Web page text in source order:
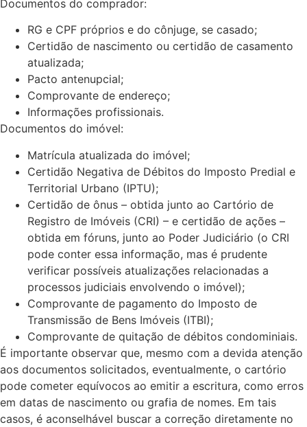
Documentos do comprador:
RG e CPF próprios e do cônjuge, se casado;
Certidão de nascimento ou certidão de casamento
atualizada;
Pacto antenupcial;
Comprovante de endereço;
Informações profissionais.
Documentos do imóvel:
Matrícula atualizada do imóvel;
Certidão Negativa de Débitos do Imposto Predial e
Territorial Urbano (IPTU);
Certidão de ônus – obtida junto ao Cartório de
Registro de Imóveis (CRI) – e certidão de ações –
obtida em fóruns, junto ao Poder Judiciário (o CRI
pode conter essa informação, mas é prudente
verificar possíveis atualizações relacionadas a
processos judiciais envolvendo o imóvel);
Comprovante de pagamento do Imposto de
Transmissão de Bens Imóveis (ITBI);
Comprovante de quitação de débitos condominiais.
É importante observar que, mesmo com a devida atenção
aos documentos solicitados, eventualmente, o cartório
pode cometer equívocos ao emitir a escritura, como erros
em datas de nascimento ou grafia de nomes. Em tais
casos, é aconselhável buscar a correção diretamente no